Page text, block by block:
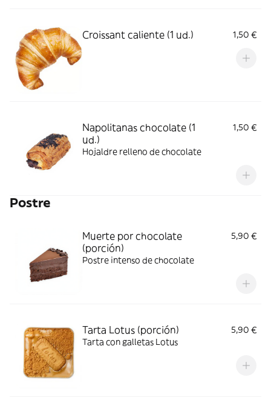
Croissant caliente (1 ud.) 1,50 €
Napolitanas chocolate (1
ud.)
1,50 €
Hojaldre relleno de chocolate
Postre
Muerte por chocolate
(porción)
5,90 €
Postre intenso de chocolate
Tarta Lotus (porción)
5,90 €
Tarta con galletas Lotus